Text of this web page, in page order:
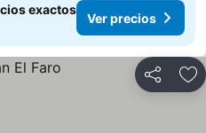
exactos
Ver precios
Compartir